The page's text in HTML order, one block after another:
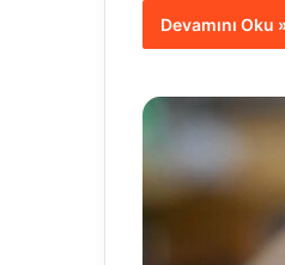
Devamını Oku